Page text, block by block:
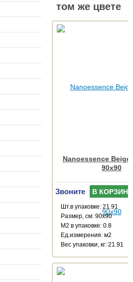
том же цвете
Nanoessence Beige
90x90
Звоните В КОРЗИНУ
Шт.в упаковке: 21.91
Размер, см: 90x90
М2 в упаковке: 0.8
Ед.измерения: м2
Веc упаковки, кг: 21.91